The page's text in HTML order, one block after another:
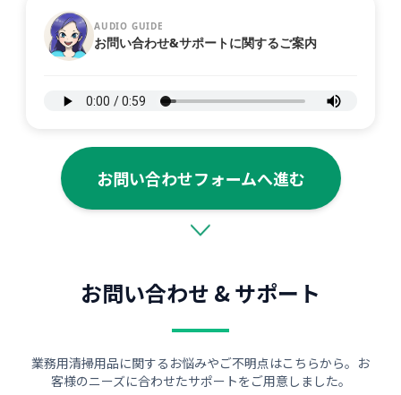
AUDIO GUIDE
お問い合わせ&サポートに関するご案内
お問い合わせフォームへ進む
お問い合わせ & サポート
業務用清掃用品に関するお悩みやご不明点はこちらから。お
客様のニーズに合わせたサポートをご用意しました。